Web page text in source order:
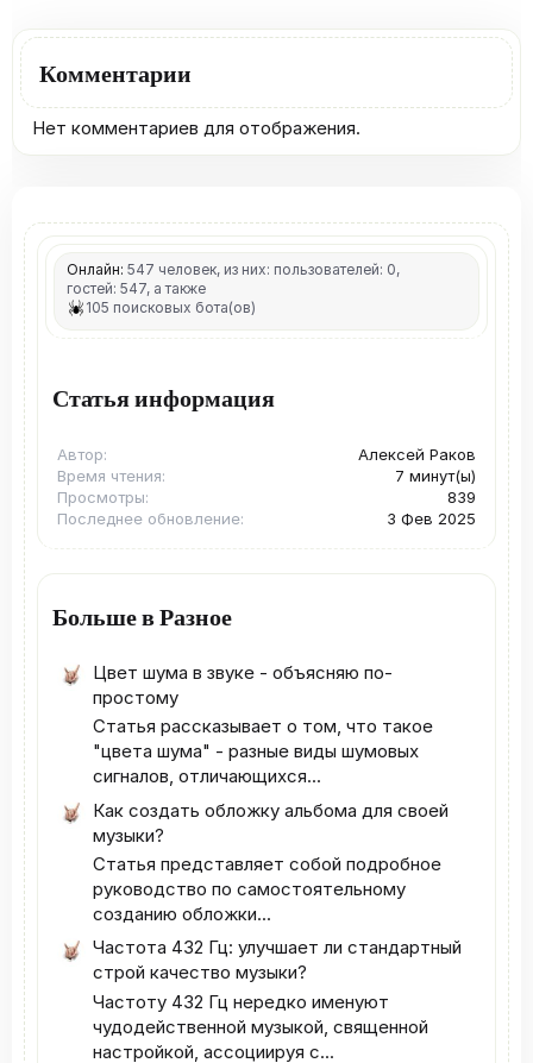
Комментарии
Нет комментариев для отображения.
Онлайн: 547 человек, из них: пользователей: 0,
гостей: 547, а также
105 поисковых бота(ов)
Статья информация
Автор
Алексей Раков
Время чтения
7 минут(ы)
Просмотры
839
Последнее обновление
3 Фев 2025
Больше в Разное
Цвет шума в звуке - объясняю по-
простому
Статья рассказывает о том, что такое
"цвета шума" - разные виды шумовых
сигналов, отличающихся...
Как создать обложку альбома для своей
музыки?
Статья представляет собой подробное
руководство по самостоятельному
созданию обложки...
Частота 432 Гц: улучшает ли стандартный
строй качество музыки?
Частоту 432 Гц нередко именуют
чудодейственной музыкой, священной
настройкой, ассоциируя с...